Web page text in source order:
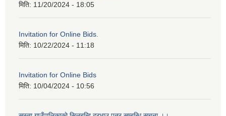
मिति: 11/20/2024 - 18:05
Invitation for Online Bids.
मिति: 10/22/2024 - 11:18
Invitation for Online Bids
मिति: 10/04/2024 - 10:56